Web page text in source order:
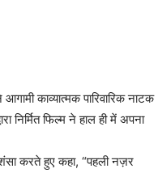
काव्यात्मक पारिवारिक नाटक
निर्मित फिल्म ने हाल ही में अपना
करते हुए कहा, “पहली नज़र